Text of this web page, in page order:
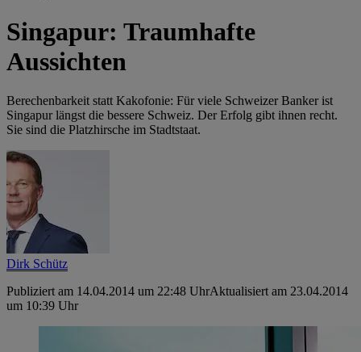
Singapur: Traumhafte
Aussichten
Berechenbarkeit statt Kakofonie: Für viele Schweizer Banker ist
Singapur längst die bessere Schweiz. Der Erfolg gibt ihnen recht.
Sie sind die Platzhirsche im Stadtstaat.
Dirk Schütz
Publiziert am 14.04.2014 um 22:48 UhrAktualisiert am 23.04.2014
um 10:39 Uhr